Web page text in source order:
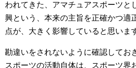
われてきた、アマチュアスポーツと
興という、本来の主旨を正確かつ適
点が、大きく影響していると思いま
勘違いをされないように確認してお
スポーツの活動自体は、スポーツ界